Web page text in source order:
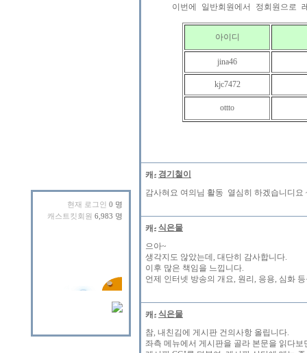
현재 로그인 0 명
캐스트킷회원 6,983 명
아이디
jina46
kjc7472
ottto
경기철이
감사혀요 여의님 활동 열심히 하겠습니디요
식은물
으아~
생각지도 않았는데, 대단히 감사합니다.
이후 많은 책임을 느낍니다.
언제 인터넷 방송의 개요, 원리, 응용, 심화
식은물
참, 내친김에 게시판 건의사항 올립니다.
좌측 메뉴에서 게시판을 골라 본문을 읽다